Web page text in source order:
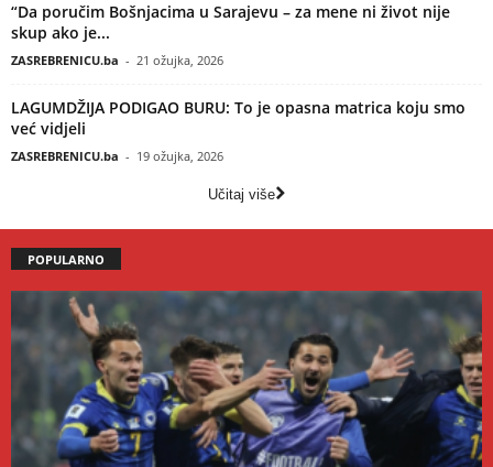
“Da poručim Bošnjacima u Sarajevu – za mene ni život nije
skup ako je...
ZASREBRENICU.ba - 21 ožujka, 2026
LAGUMDŽIJA PODIGAO BURU: To je opasna matrica koju smo
već vidjeli
ZASREBRENICU.ba - 19 ožujka, 2026
Učitaj više
POPULARNO